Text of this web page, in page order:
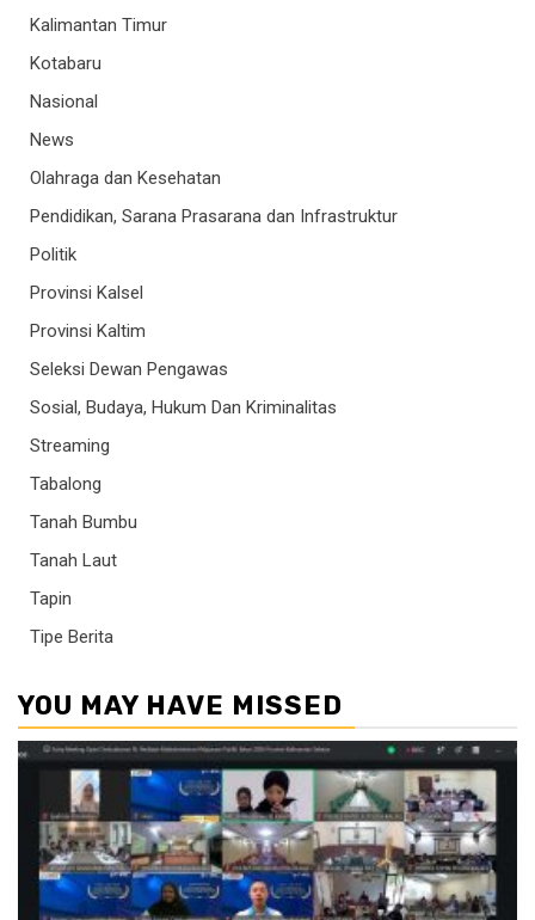
Kalimantan Timur
Kotabaru
Nasional
News
Olahraga dan Kesehatan
Pendidikan, Sarana Prasarana dan Infrastruktur
Politik
Provinsi Kalsel
Provinsi Kaltim
Seleksi Dewan Pengawas
Sosial, Budaya, Hukum Dan Kriminalitas
Streaming
Tabalong
Tanah Bumbu
Tanah Laut
Tapin
Tipe Berita
YOU MAY HAVE MISSED